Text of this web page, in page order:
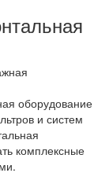
оборудование
и систем
комплексные